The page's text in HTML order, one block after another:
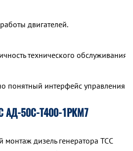
двигателей.
технического обслуживания,
понятный интерфейс управления
АД-50С-Т400-1РКМ7
дизель генератора ТСС